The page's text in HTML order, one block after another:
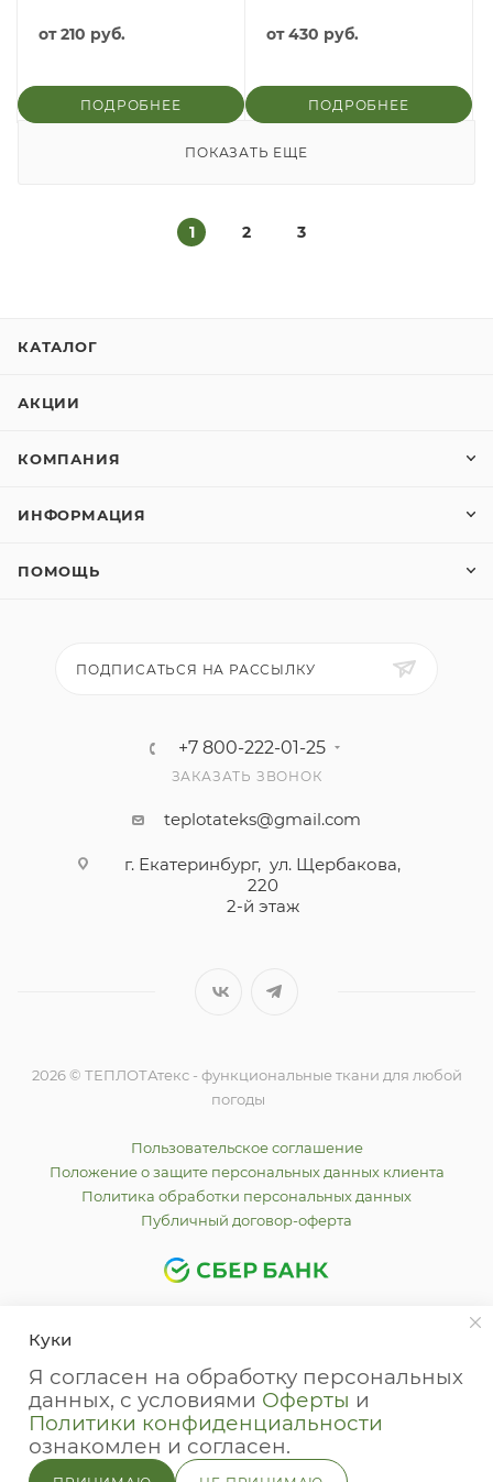
от210 руб.
ПОДРОБНЕЕ
от430 руб.
ПОДРОБНЕЕ
ПОКАЗАТЬ ЕЩЕ
1 2 3
КАТАЛОГ
АКЦИИ
КОМПАНИЯ
ИНФОРМАЦИЯ
ПОМОЩЬ
ПОДПИСАТЬСЯ НА РАССЫЛКУ
+7 800-222-01-25
ЗАКАЗАТЬ ЗВОНОК
teplotateks@gmail.com
г. Екатеринбург, ул. Щербакова,
220
2-й этаж
2026 © ТЕПЛОТАтекс - функциональные ткани для любой
погоды
Пользовательское соглашение
Положение о защите персональных данных клиента
Политика обработки персональных данных
Публичный договор-оферта
Куки
Я согласен на обработку персональных
данных, с условиями Оферты и
Политики конфиденциальности
ознакомлен и согласен.
Whatsapp
Whatsapp